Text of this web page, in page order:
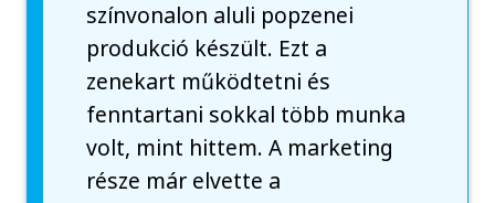
színvonalon aluli popzenei
produkció készült. Ezt a
zenekart működtetni és
fenntartani sokkal több munka
volt, mint hittem. A marketing
része már elvette a